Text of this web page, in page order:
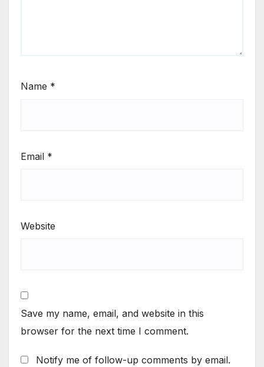
Name *
Email *
Website
Save my name, email, and website in this
browser for the next time I comment.
Notify me of follow-up comments by email.